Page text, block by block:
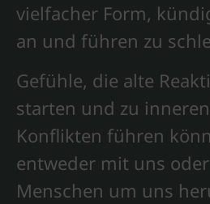
vielfacher Form,
an und führen zu
Gefühle, die alte
starten und zu
Konflikten führen
entweder mit uns
Menschen um uns